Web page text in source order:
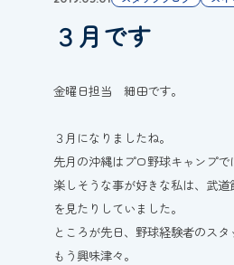
３月です
金曜日担当 細田です。
３月になりましたね。
先月の沖縄はプロ野球キャンプで
楽しそうな事が好きな私は、武
を見たりしていました。
ところが先日、野球経験者のス
もう興味津々。